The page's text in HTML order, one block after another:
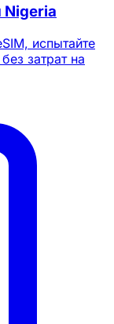
Nigeria
испытайте
затрат на